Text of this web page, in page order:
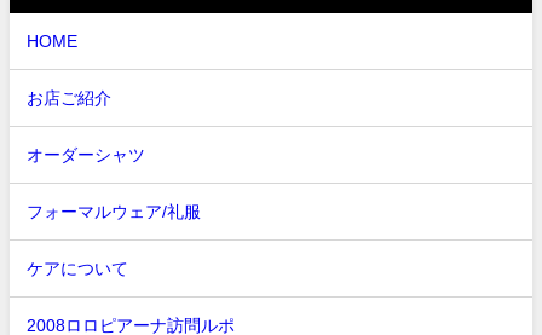
HOME
お店ご紹介
オーダーシャツ
フォーマルウェア/礼服
ケアについて
2008ロロピアーナ訪問ルポ